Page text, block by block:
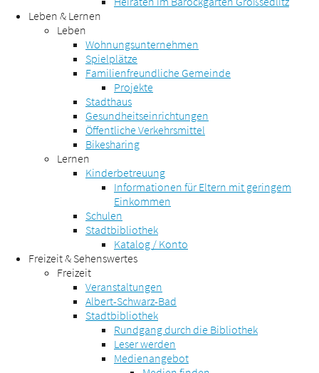
Leben & Lernen
Leben
Wohnungsunternehmen
Spielplätze
Familienfreundliche Gemeinde
Projekte
Stadthaus
Gesundheitseinrichtungen
Öffentliche Verkehrsmittel
Bikesharing
Lernen
Kinderbetreuung
Informationen für Eltern mit geringem
Einkommen
Schulen
Stadtbibliothek
Katalog / Konto
Freizeit & Sehenswertes
Freizeit
Veranstaltungen
Albert-Schwarz-Bad
Stadtbibliothek
Rundgang durch die Bibliothek
Leser werden
Medienangebot